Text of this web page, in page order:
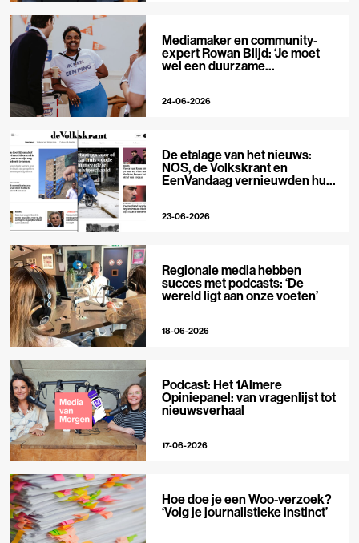
Mediamaker en community-
expert Rowan Blijd: ‘Je moet
wel een duurzame
24-06-2026
De etalage van het nieuws:
NOS, de Volkskrant en
EenVandaag vernieuwden hun
23-06-2026
Regionale media hebben
succes met podcasts: ‘De
wereld ligt aan onze voeten’
18-06-2026
Podcast: Het 1Almere
Opiniepanel: van vragenlijst tot
nieuwsverhaal
17-06-2026
Hoe doe je een Woo-verzoek?
‘Volg je journalistieke instinct’